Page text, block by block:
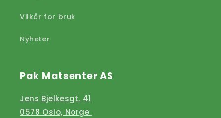
Vilkår for bruk
Nyheter
Pak Matsenter AS
Jens Bjelkesgt. 41
0578 Oslo, Norge